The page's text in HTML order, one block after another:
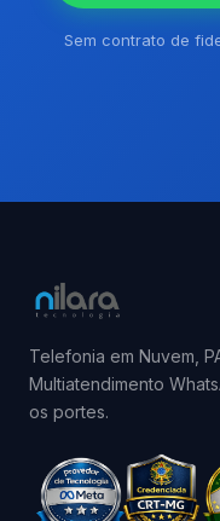
Sem contrato de
Telefonia em Nuvem,
Multiatendimento
os portes.